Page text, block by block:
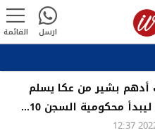
القائمة ارسل
أدهم بشير من عكا يسلم
محكومية السجن 10...